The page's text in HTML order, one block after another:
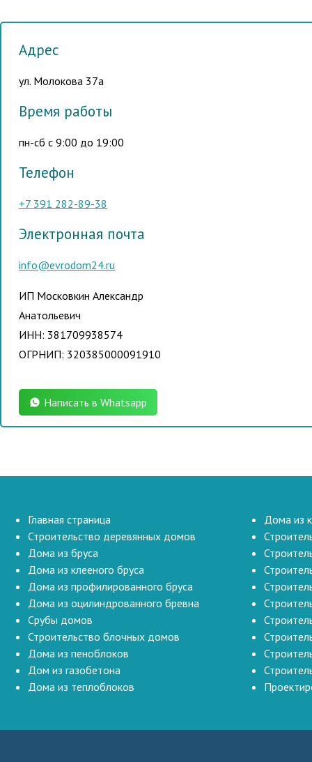
Адрес
ул. Молокова 37а
Время работы
пн-сб с 9:00 до 19:00
Телефон
+7 391 282-89-38
Электронная почта
info@evrodom24.ru
ИП Московкин Александр
Анатольевич
ИНН: 381709938574
ОГРНИП: 320385000091910
Написать в Whatsapp
Главная страница
Строительство деревянных домов
Дома из бруса
Дома из клееного бруса
Дома из профилированного бруса
Дома из оцилиндрованного бревна
Срубы домов
Строительство блочных домов
Дома из пеноблоков
Дом из газобетона
Дома из теплоблоков
Дома из